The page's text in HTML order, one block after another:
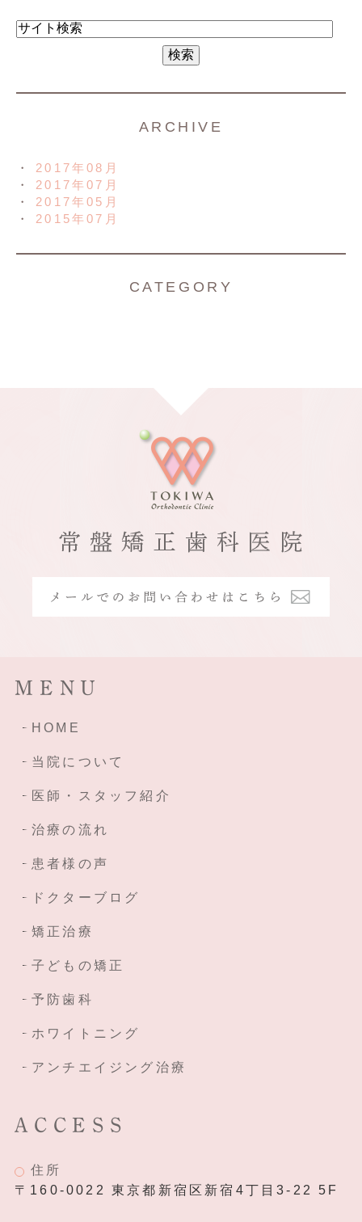
ARCHIVE
2017年08月
2017年07月
2017年05月
2015年07月
CATEGORY
MENU
HOME
当院について
医師・スタッフ紹介
治療の流れ
患者様の声
ドクターブログ
矯正治療
子どもの矯正
予防歯科
ホワイトニング
アンチエイジング治療
ACCESS
住所
〒160-0022 東京都新宿区新宿4丁目3-22 5F